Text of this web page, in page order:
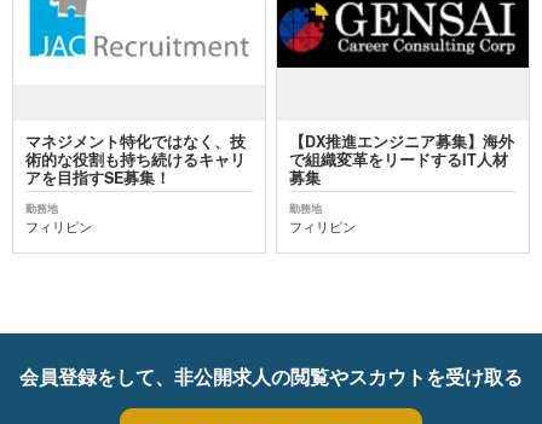
マネジメント特化ではなく、技
術的な役割も持ち続けるキャリ
アを目指すSE募集！
勤務地
フィリピン
【DX推進エンジニア募集】海外
で組織変革をリードするIT人材
募集
勤務地
フィリピン
会員登録をして、非公開求人の閲覧やスカウトを受け取る